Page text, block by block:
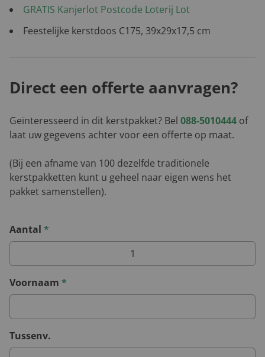
GRATIS Kanjerlot Postcode Loterij Lot
Feestelijke kerstdoos C175, 39x29x17,5 cm
Direct een offerte aanvragen?
Geïnteresseerd in dit kerstpakket? Bel 088-5010444 of
laat uw gegevens achter voor een offerte op maat.
(Bij een afname van 100 dezelfde traditionele
kerstpakketten kunt u geheel naar eigen wens het
pakket samenstellen).
Aantal *
Voornaam *
Tussenv.